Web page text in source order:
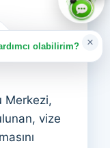
Merkezi,
vize
olabilirim? ×